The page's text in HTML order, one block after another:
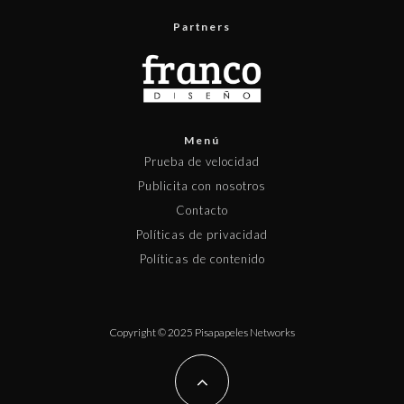
Partners
Menú
Prueba de velocidad
Publicita con nosotros
Contacto
Políticas de privacidad
Políticas de contenido
Copyright © 2025 Pisapapeles Networks